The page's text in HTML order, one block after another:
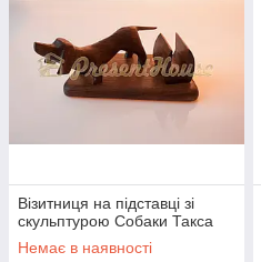
Візитниця на підставці зі
скульптурою Собаки Такса
Немає в наявності